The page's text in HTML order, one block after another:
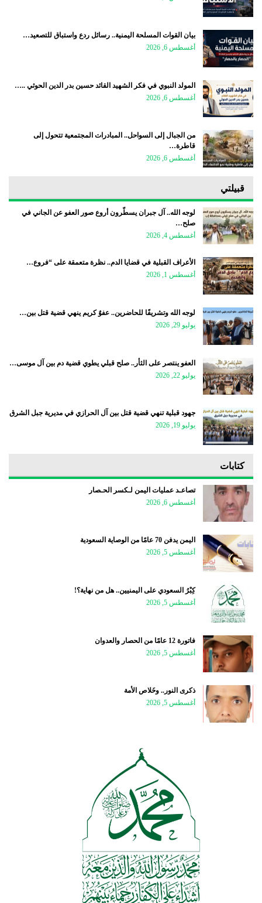
بيان القوات المسلحة اليمنية.. رسائل ردع واستباق للتصعيد…
أغسطس 6, 2026
المولد النبوي في فكر الشهيد القائد حسين بدر الدين الحوثي ..…
أغسطس 6, 2026
من الجبال إلى السواحل.. المبادرات المجتمعية تتحول إلى
قاطرة…
أغسطس 6, 2026
قبيلتي
لوجه الله.. آل جبران يسطّرون أروع صور العفو عن الجاني في
صلح…
أغسطس 4, 2026
الأعراف القبلية في قضايا الدم.. نظرة متعمقة على “فروع…
أغسطس 1, 2026
لوجه الله وتشريفًا للحاضرين.. عفوٌ كريم ينهي قضية قتل بين…
يوليو 29, 2026
العفو ينتصر على الثأر.. صلح قبلي يطوي قضية دم بين آل موسى…
يوليو 22, 2026
جهود قبلية تنهي قضية قتل بين آل الحرازي في مديرية جبل الشرق
يوليو 19, 2026
كتابات
تصاعـد عمليات اليمن لـكسر الحـصار
أغسطس 6, 2026
اليمن يدفن 70 عامًا من الوصاية السعودية
أغسطس 5, 2026
كِبْرُ السعودي على اليمنيين.. هل من نهاية؟!
أغسطس 5, 2026
فاتورة 12 عامًا من الحصار والعدوان
أغسطس 5, 2026
ذكرى النور.. وخَلاص الأمة
أغسطس 5, 2026